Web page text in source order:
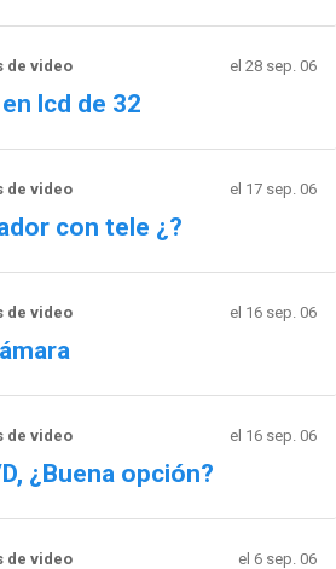
de video el 28 sep. 06
lcd de 32
de video el 17 sep. 06
con tele ¿?
de video el 16 sep. 06
de video el 16 sep. 06
¿Buena opción?
de video el 6 sep. 06